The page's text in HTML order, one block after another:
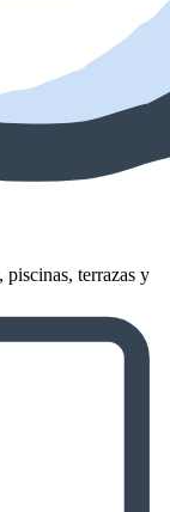
piscinas, terrazas y